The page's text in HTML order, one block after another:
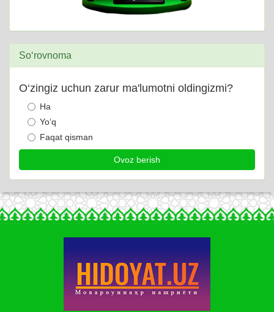
So‘rovnoma
O‘zingiz uchun zarur ma'lumotni oldingizmi?
Ha
Yo‘q
Faqat qisman